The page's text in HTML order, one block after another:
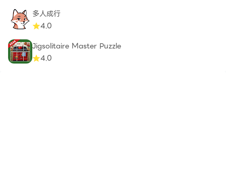
多人成行
4.0
Jigsolitaire Master Puzzle
4.0